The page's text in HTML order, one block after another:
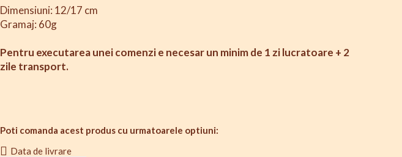
Dimensiuni: 12/17 cm
Gramaj: 60g
Pentru executarea unei comenzi e necesar un minim de 1 zi lucratoare + 2
zile transport.
Poti comanda acest produs cu urmatoarele optiuni:
Data de livrare